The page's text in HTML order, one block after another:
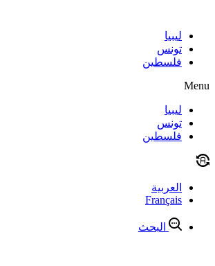
contentليبيا
تونس
فلسطين
Menu
ليبيا
تونس
فلسطين
العربية
Français
البحث